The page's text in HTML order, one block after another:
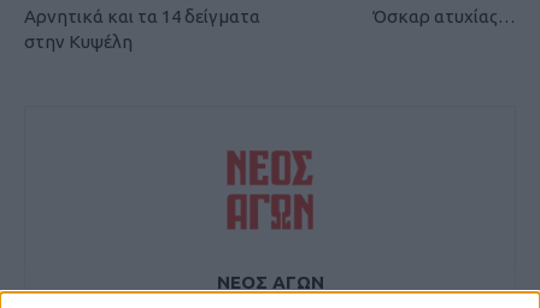
Αρνητικά και τα 14 δείγματα
στην Κυψέλη
Όσκαρ ατυχίας…
ΝΕΟΣ ΑΓΩΝ